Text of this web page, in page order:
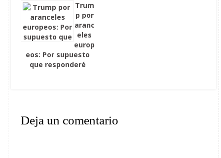
Trum
p por
aranc
eles
europ
eos: Por supuesto
que responderé
Deja un comentario